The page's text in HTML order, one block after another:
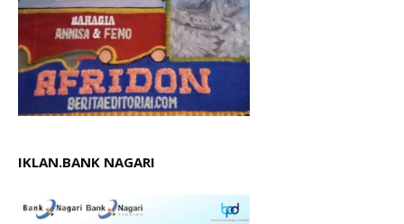
IKLAN.BANK NAGARI